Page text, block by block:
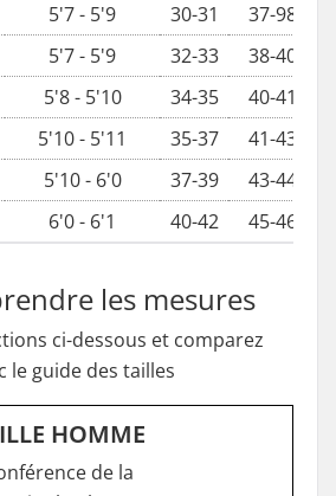
5'7 - 5'9 30-31
37-98
5'7 - 5'9 32-33
38-40
5'8 - 5'10 34-35
40-41
5'10 - 5'11 35-37
41-43
5'10 - 6'0 37-39
43-44
6'0 - 6'1 40-42 45-46
les mesures
ci-dessous et comparez
le guide des tailles
HOMME
de la